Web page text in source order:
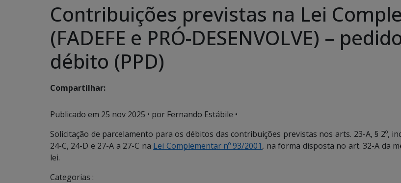
Contribuições previstas na Lei
(FADEFE e PRÓ-DESENVOLVE) –
débito (PPD)
Compartilhar:
Publicado em 25 nov 2025 • por Fernando Estábile •
Solicitação de parcelamento para os débitos das contribuições previstas nos arts. 23-A, § 2º,
24-C, 24-D e 27-A a 27-C na Lei Complementar nº 93/2001, na forma disposta no art. 32-A da
lei.
Categorias :